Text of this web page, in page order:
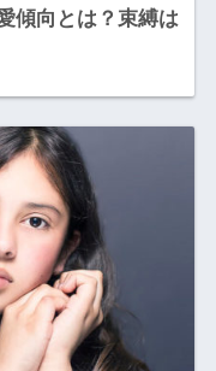
傾向とは？束縛は